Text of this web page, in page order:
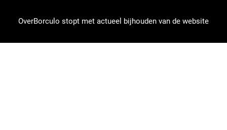
OverBorculo stopt met actueel bijhouden van de website